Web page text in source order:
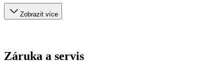
Zobrazit více
Záruka a servis